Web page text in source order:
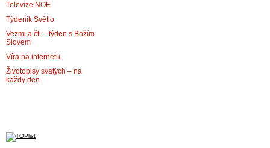
Televize NOE
Týdeník Světlo
Vezmi a čti – týden s Božím
Slovem
Víra na internetu
Životopisy svatých – na
každý den